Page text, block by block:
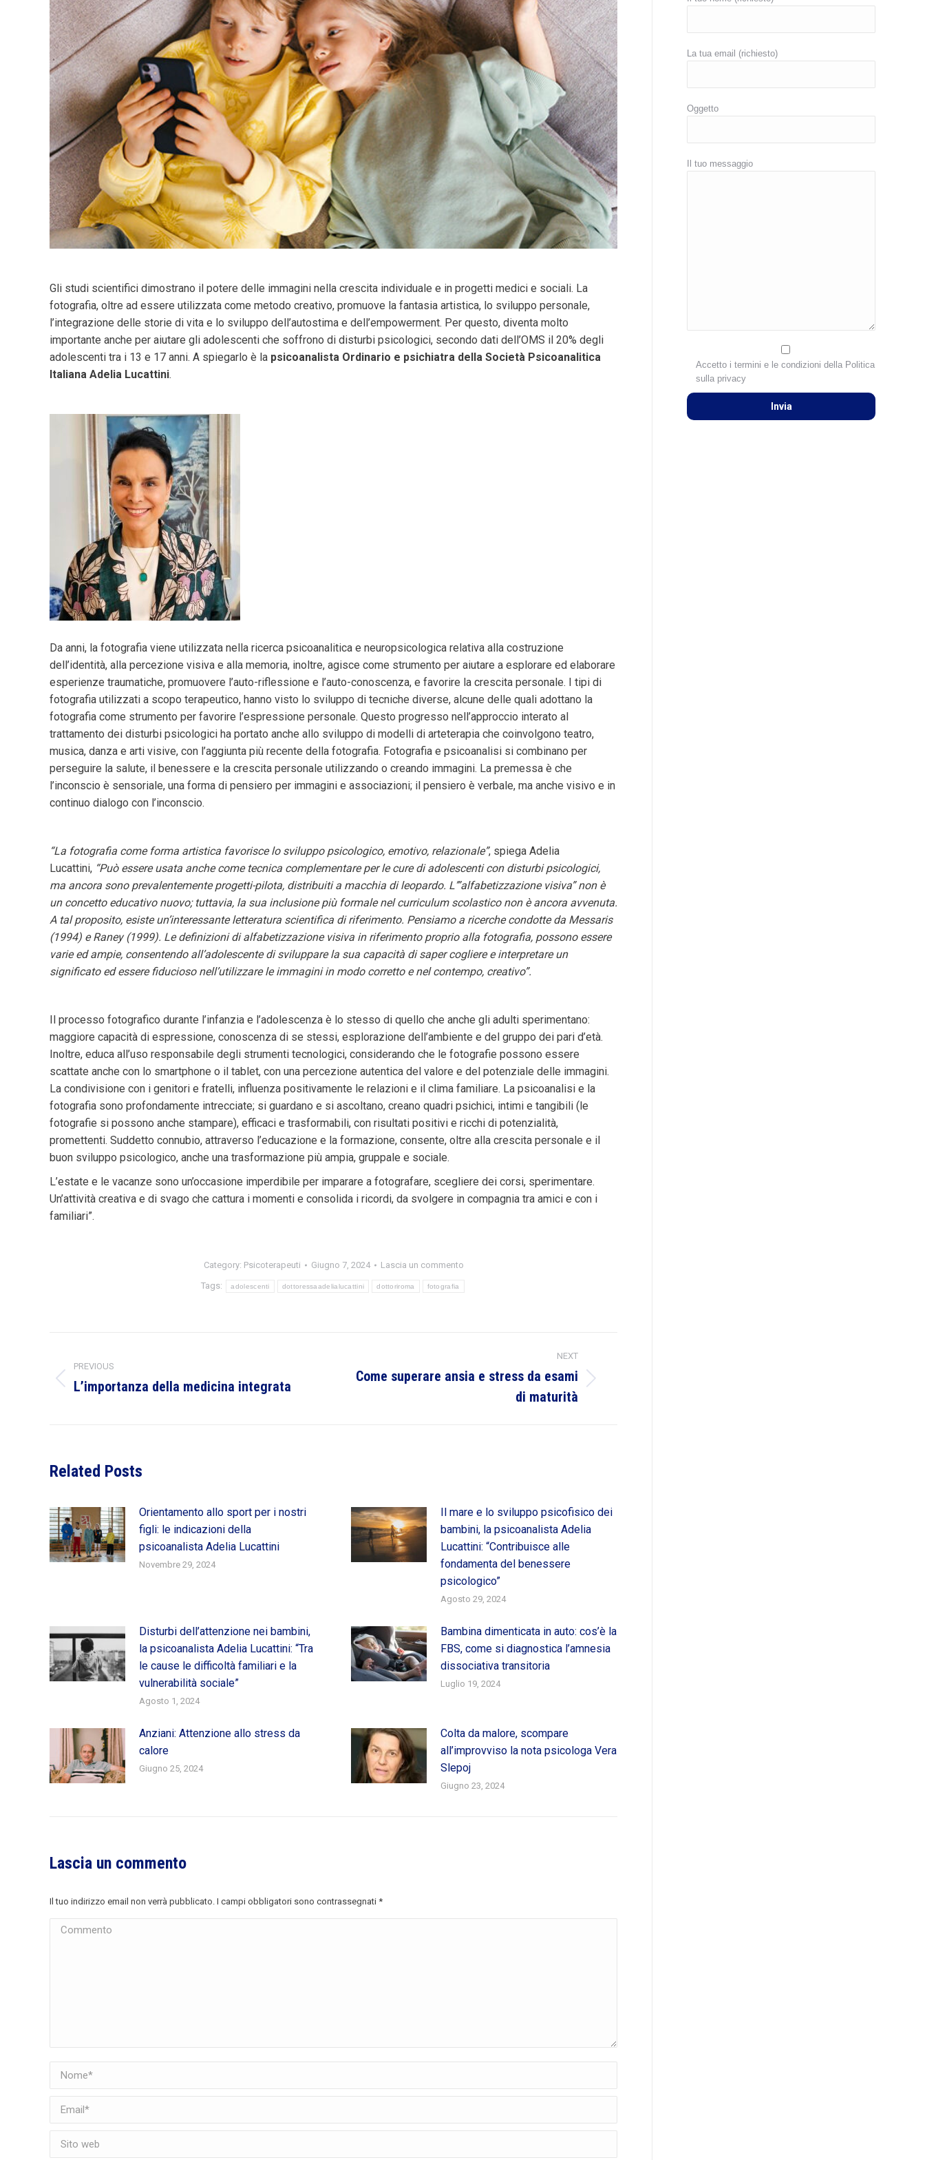
Gli studi scientifici dimostrano il potere delle immagini nella crescita individuale e in progetti medici e sociali. La
fotografia, oltre ad essere utilizzata come metodo creativo, promuove la fantasia artistica, lo sviluppo personale,
l’integrazione delle storie di vita e lo sviluppo dell’autostima e dell’empowerment. Per questo, diventa molto
importante anche per aiutare gli adolescenti che soffrono di disturbi psicologici, secondo dati dell’OMS il 20% degli
adolescenti tra i 13 e 17 anni. A spiegarlo è la psicoanalista Ordinario e psichiatra della Società Psicoanalitica
Italiana Adelia Lucattini.
Da anni, la fotografia viene utilizzata nella ricerca psicoanalitica e neuropsicologica relativa alla costruzione
dell’identità, alla percezione visiva e alla memoria, inoltre, agisce come strumento per aiutare a esplorare ed elaborare
esperienze traumatiche, promuovere l’auto-riflessione e l’auto-conoscenza, e favorire la crescita personale. I tipi di
fotografia utilizzati a scopo terapeutico, hanno visto lo sviluppo di tecniche diverse, alcune delle quali adottano la
fotografia come strumento per favorire l’espressione personale. Questo progresso nell’approccio interato al
trattamento dei disturbi psicologici ha portato anche allo sviluppo di modelli di arteterapia che coinvolgono teatro,
musica, danza e arti visive, con l’aggiunta più recente della fotografia. Fotografia e psicoanalisi si combinano per
perseguire la salute, il benessere e la crescita personale utilizzando o creando immagini. La premessa è che
l’inconscio è sensoriale, una forma di pensiero per immagini e associazioni; il pensiero è verbale, ma anche visivo e in
continuo dialogo con l’inconscio.
“La fotografia come forma artistica favorisce lo sviluppo psicologico, emotivo, relazionale”, spiega Adelia
Lucattini, “Può essere usata anche come tecnica complementare per le cure di adolescenti con disturbi psicologici,
ma ancora sono prevalentemente progetti-pilota, distribuiti a macchia di leopardo. L’”alfabetizzazione visiva” non è
un concetto educativo nuovo; tuttavia, la sua inclusione più formale nel curriculum scolastico non è ancora avvenuta.
A tal proposito, esiste un’interessante letteratura scientifica di riferimento. Pensiamo a ricerche condotte da Messaris
(1994) e Raney (1999). Le definizioni di alfabetizzazione visiva in riferimento proprio alla fotografia, possono essere
varie ed ampie, consentendo all’adolescente di sviluppare la sua capacità di saper cogliere e interpretare un
significato ed essere fiducioso nell’utilizzare le immagini in modo corretto e nel contempo, creativo”.
Il processo fotografico durante l’infanzia e l’adolescenza è lo stesso di quello che anche gli adulti sperimentano:
maggiore capacità di espressione, conoscenza di se stessi, esplorazione dell’ambiente e del gruppo dei pari d’età.
Inoltre, educa all’uso responsabile degli strumenti tecnologici, considerando che le fotografie possono essere
scattate anche con lo smartphone o il tablet, con una percezione autentica del valore e del potenziale delle immagini.
La condivisione con i genitori e fratelli, influenza positivamente le relazioni e il clima familiare. La psicoanalisi e la
fotografia sono profondamente intrecciate; si guardano e si ascoltano, creano quadri psichici, intimi e tangibili (le
fotografie si possono anche stampare), efficaci e trasformabili, con risultati positivi e ricchi di potenzialità,
promettenti. Suddetto connubio, attraverso l’educazione e la formazione, consente, oltre alla crescita personale e il
buon sviluppo psicologico, anche una trasformazione più ampia, gruppale e sociale.
L’estate e le vacanze sono un’occasione imperdibile per imparare a fotografare, scegliere dei corsi, sperimentare.
Un’attività creativa e di svago che cattura i momenti e consolida i ricordi, da svolgere in compagnia tra amici e con i
familiari”.
Category: Psicoterapeuti Giugno 7, 2024 Lascia un commento
Tags: adolescenti dottoressaadelialucattini dottoriroma fotografia
navigation
PREVIOUS
Previous
L’importanza della medicina integrata
NEXT
Come superare ansia e stress da esami
di maturità
Related Posts
Orientamento allo sport per i nostri
figli: le indicazioni della
psicoanalista Adelia Lucattini
Novembre 29, 2024
Il mare e lo sviluppo psicofisico dei
bambini, la psicoanalista Adelia
Lucattini: “Contribuisce alle
fondamenta del benessere
psicologico”
Agosto 29, 2024
Disturbi dell’attenzione nei bambini,
la psicoanalista Adelia Lucattini: “Tra
le cause le difficoltà familiari e la
vulnerabilità sociale”
Agosto 1, 2024
Bambina dimenticata in auto: cos’è la
FBS, come si diagnostica l’amnesia
dissociativa transitoria
Luglio 19, 2024
Anziani: Attenzione allo stress da
calore
Giugno 25, 2024
Colta da malore, scompare
all’improvviso la nota psicologa Vera
Slepoj
Giugno 23, 2024
Lascia un commento
Il tuo indirizzo email non verrà pubblicato. I campi obbligatori sono contrassegnati *
Commento
Nome *
Email *
Sito web
La tua email (richiesto)
Oggetto
Il tuo messaggio
Accetto i termini e le condizioni della Politica
sulla privacy